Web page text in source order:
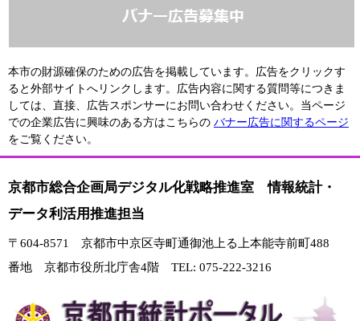
本市の財源確保のための広告を掲載しています。広告をクリックす
ると外部サイトへリンクします。広告内容に関する質問等につきま
しては、直接、広告スポンサーにお問い合わせください。当ページ
での企業広告に興味のある方はこちらの バナー広告に関するページ
をご覧ください。
京都市総合企画局デジタル化戦略推進室 情報統計・
データ利活用推進担当
〒604-8571 京都市中京区寺町通御池上る上本能寺前町488
番地 京都市役所北庁舎4階 TEL: 075-222-3216